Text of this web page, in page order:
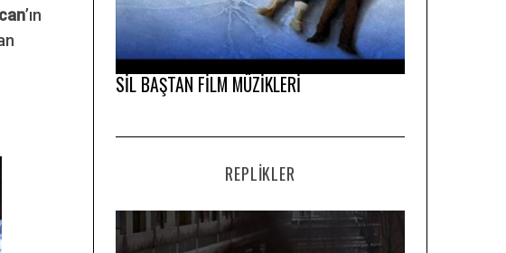
’ın
SİL BAŞTAN FİLM MÜZİKLERİ
REPLIKLER